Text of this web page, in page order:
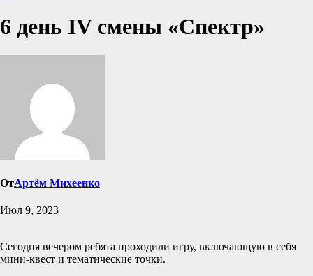
6 день IV смены «Спектр»
ОтАртём Михеенко
Июл 9, 2023
Сегодня вечером ребята проходили игру, включающую в себя
мини-квест и тематические точки.